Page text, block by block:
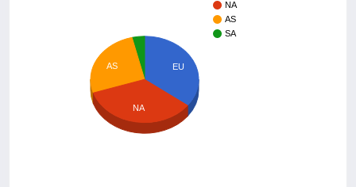
NA
AS
SA
EU
AS
NA